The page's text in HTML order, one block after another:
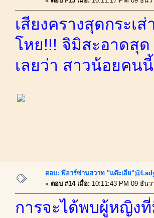
เสียงครางสุดกระเ
โหย!!! จิมิสะอาดสุ
เลยว่า สาวน้อยคน
ตอบ: พีอาร์ซ่านสวาท "แต๊ะเอีย
« ตอบ #14 เมื่อ: 10:11:43 PM 09 ธัน
การจะได้พบผู้หญิง